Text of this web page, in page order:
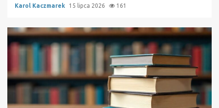
Karol Kaczmarek 15 lipca 2026 161